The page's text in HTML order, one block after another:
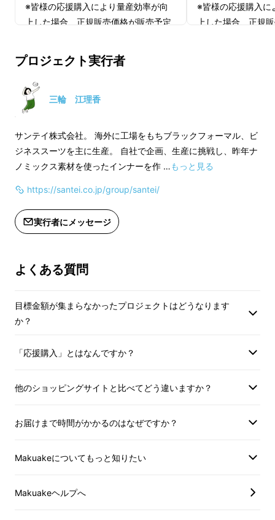
広い年代の女性に着用いただける
ペプラムトップス。
クス素材がフィット。
パンツにはもちろん、スカートに合わせても可
※皆様の応援購入により量産効率が向
上した場合、正規販売価格が販売予定
※ご注文状況、使用部材の供給状況、
製造工程上の都合等により出荷時期が
遅れる場合があります。
※皆様の応援購入に
上した場合、正規
プロジェクト実行者
三輪 江理香
サンテイ株式会社。 海外に工場をもちブラックフォーマル、ビ
ジネススーツを主に生産。 自社で企画、生産に挑戦し、昨年ナ
ノミックス素材を使ったインナーを作 …もっと見る
https://santei.co.jp/group/santei/
実行者にメッセージ
よくある質問
目標金額が集まらなかったプロジェクトはどうなります
か？
「応援購入」とはなんですか？
他のショッピングサイトと比べてどう違いますか？
お届けまで時間がかかるのはなぜですか？
Makuakeについてもっと知りたい
Makuakeヘルプへ